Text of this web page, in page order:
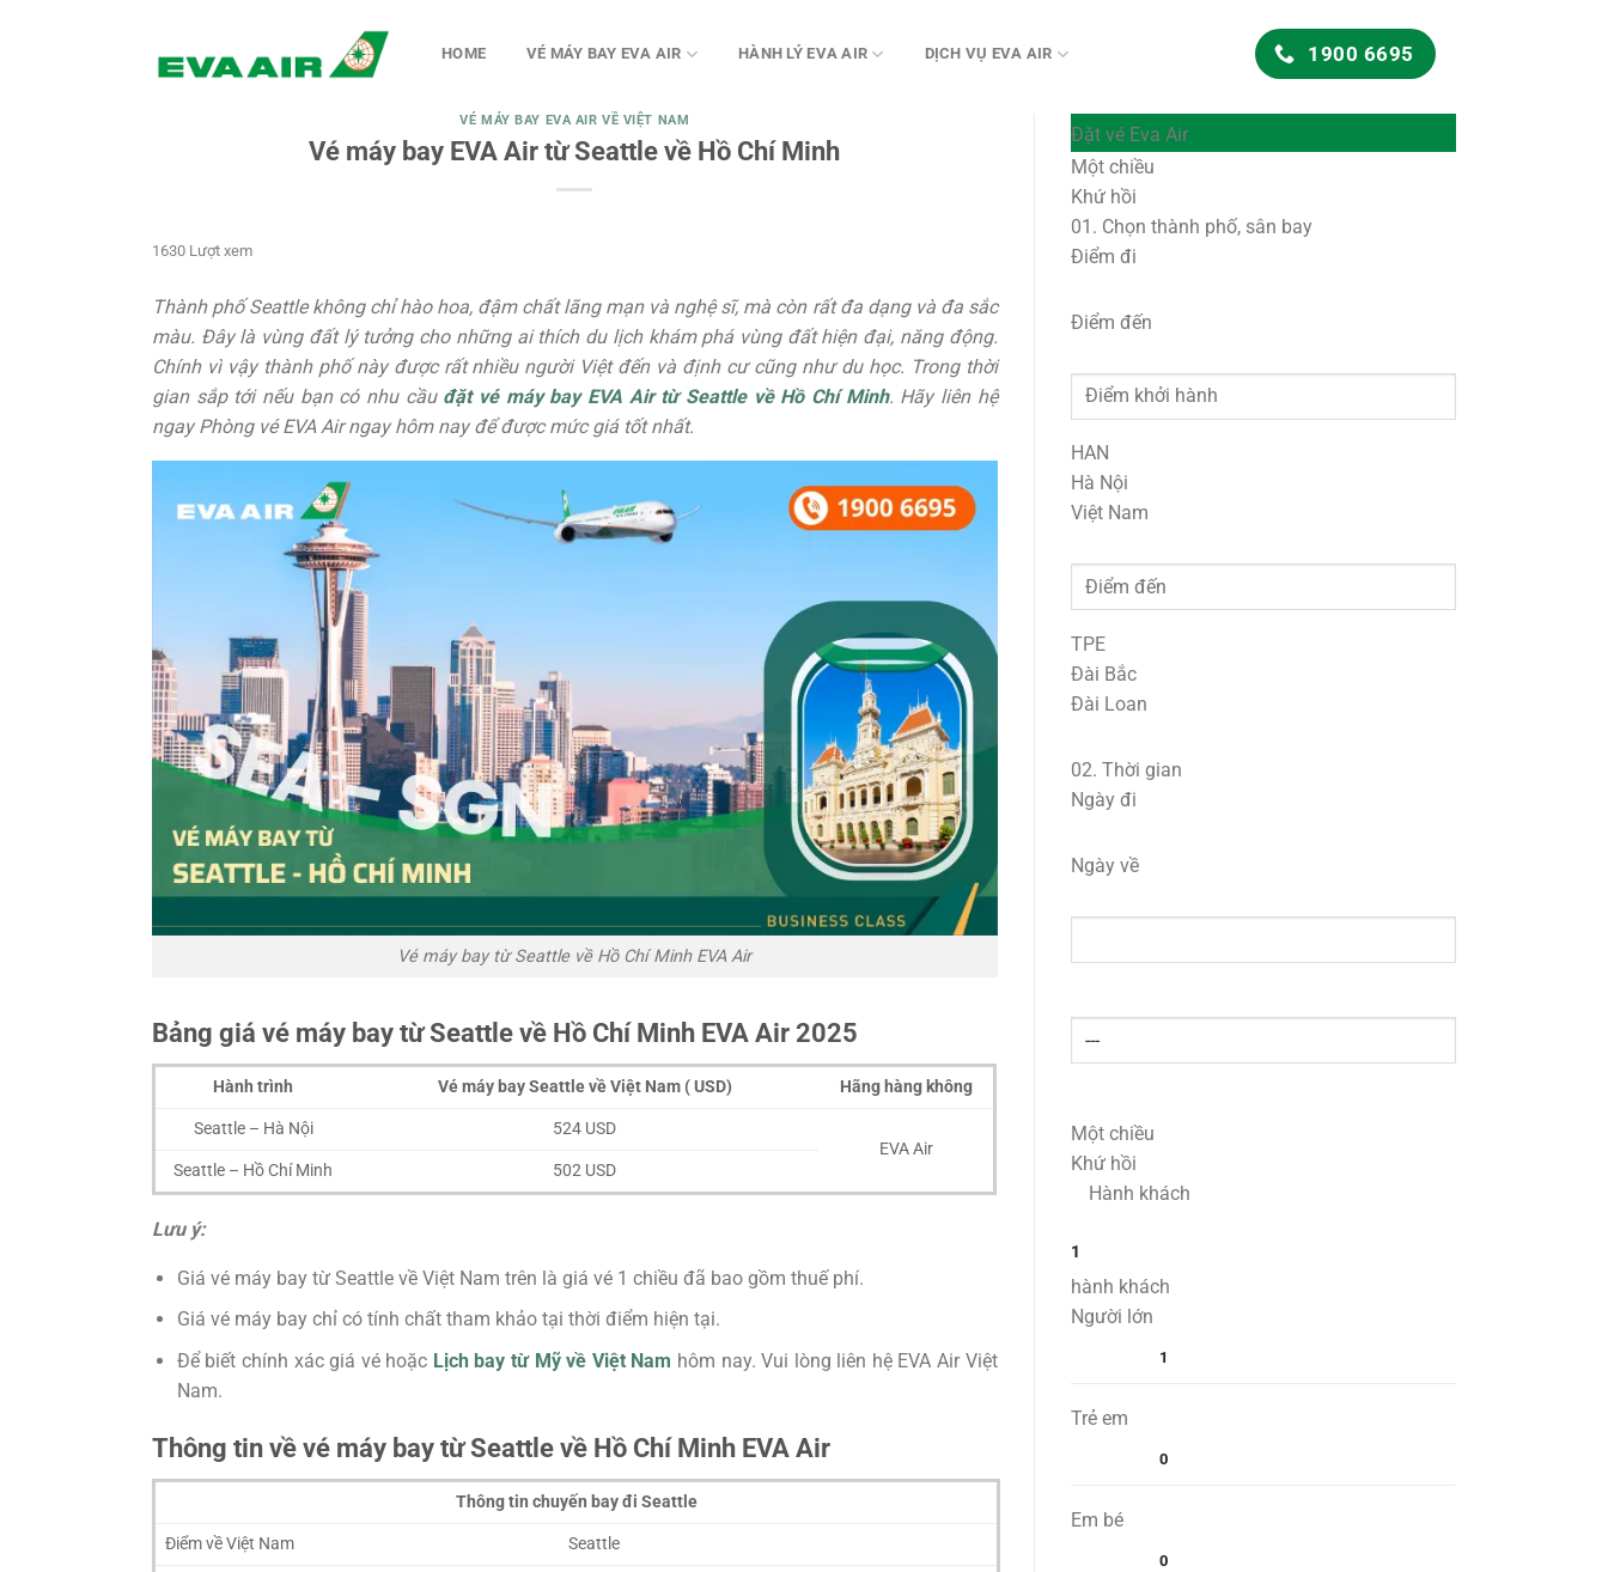
HOME VÉ MÁY BAY EVA AIR HÀNH LÝ EVA AIR DỊCH VỤ EVA AIR 1900 6695
VÉ MÁY BAY EVA AIR VỀ VIỆT NAM
Vé máy bay EVA Air từ Seattle về Hồ Chí Minh
1630 Lượt xem
Thành phố Seattle không chỉ hào hoa, đậm chất lãng mạn và nghệ sĩ, mà còn rất đa dạng và đa sắc
màu. Đây là vùng đất lý tưởng cho những ai thích du lịch khám phá vùng đất hiện đại, năng động.
Chính vì vậy thành phố này được rất nhiều người Việt đến và định cư cũng như du học. Trong thời
gian sắp tới nếu bạn có nhu cầu đặt vé máy bay EVA Air từ Seattle về Hồ Chí Minh. Hãy liên hệ
ngay Phòng vé EVA Air ngay hôm nay để được mức giá tốt nhất.
Vé máy bay từ Seattle về Hồ Chí Minh EVA Air
Bảng giá vé máy bay từ Seattle về Hồ Chí Minh EVA Air 2025
Hành trình Vé máy bay Seattle về Việt Nam ( USD) Hãng hàng không
Seattle – Hà Nội
524 USD
EVA Air
Seattle – Hồ Chí Minh
502 USD
Lưu ý:
Giá vé máy bay từ Seattle về Việt Nam trên là giá vé 1 chiều đã bao gồm thuế phí.
Giá vé máy bay chỉ có tính chất tham khảo tại thời điểm hiện tại.
Để biết chính xác giá vé hoặc Lịch bay từ Mỹ về Việt Nam hôm nay. Vui lòng liên hệ EVA Air Việt
Nam.
Thông tin về vé máy bay từ Seattle về Hồ Chí Minh EVA Air
Thông tin chuyến bay đi Seattle
Điểm về Việt Nam Seattle
Đặt vé Eva Air
Một chiều
Khứ hồi
01. Chọn thành phố, sân bay
Điểm đi
Điểm đến
HAN
Hà Nội
Việt Nam
TPE
Đài Bắc
Đài Loan
02. Thời gian
Ngày đi
Ngày về
Một chiều
Khứ hồi
Hành khách
1
hành khách
Người lớn
1
Trẻ em
0
Em bé
0